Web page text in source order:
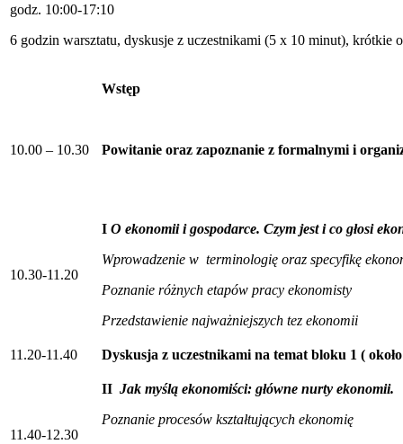
godz. 10:00-17:10
6 godzin warsztatu, dyskusje z uczestnikami (5 x 10 minut), krótkie
10.00 – 10.30
Wstęp
Powitanie oraz zapoznanie z formalnymi i
10.30-11.20
I O ekonomii i gospodarce. Czym jest i co głosi
Wprowadzenie w terminologię oraz specyfikę
Poznanie różnych etapów pracy ekonomisty
Przedstawienie najważniejszych tez ekonomii
11.20-11.40 Dyskusja z uczestnikami na temat bloku 1 (
11.40-12.30
II Jak myślą ekonomiści: główne nurty ekonomii.
Poznanie procesów kształtujących ekonomię